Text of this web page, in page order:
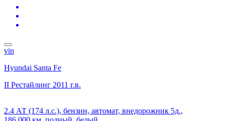
vin
Hyundai Santa Fe
II Рестайлинг 2011 г.в.
2.4 АТ (174 л.с.), бензин, автомат, внедорожник 5д.,